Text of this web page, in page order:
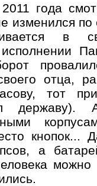
года
изменился
в
отца,
тот
державу).
кнопок...
а
можно